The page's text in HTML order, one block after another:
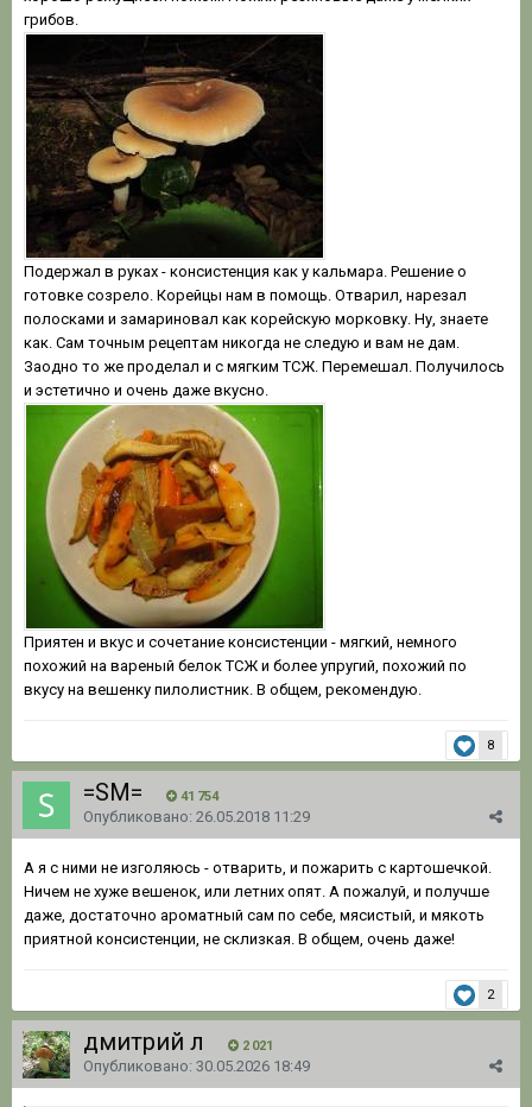
грибов.
Подержал в руках - консистенция как у кальмара. Решение о
готовке созрело. Корейцы нам в помощь. Отварил, нарезал
полосками и замариновал как корейскую морковку. Ну, знаете
как. Сам точным рeцептам никогда не следую и вам не дам.
Заодно то же проделал и с мягким ТСЖ. Перемешал. Получилось
и эстетично и очень даже вкусно.
Приятен и вкус и сочетание консистенции - мягкий, немного
похожий на вареный белок ТСЖ и более упругий, похожий по
вкусу на вешенку пилолистник. В общем, рекомендую.
8
=SM= 41 754
Опубликовано: 26.05.2018 11:29
А я с ними не изголяюсь - отварить, и пожарить с картошечкой.
Ничем не хуже вешенок, или летних опят. А пожалуй, и получше
даже, достаточно ароматный сам по себе, мясистый, и мякоть
приятной консистенции, не склизкая. В общем, очень даже!
2
дмитрий л 2 021
Опубликовано: 30.05.2026 18:49